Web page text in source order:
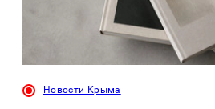
Новости Крыма